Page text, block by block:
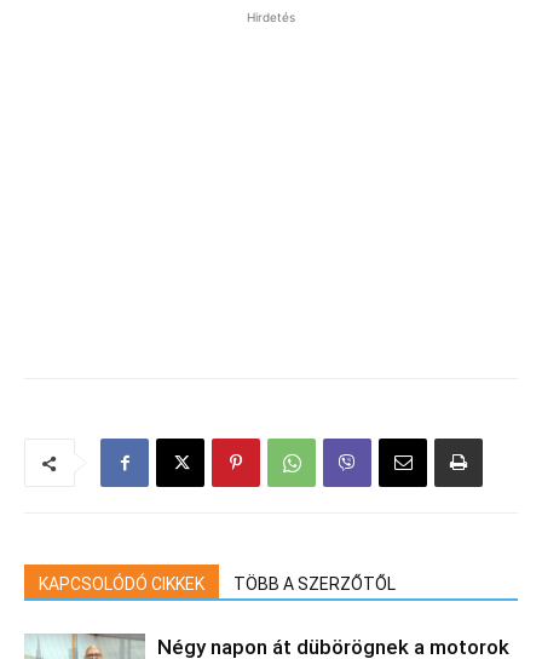
Hirdetés
KAPCSOLÓDÓ CIKKEK TÖBB A SZERZŐTŐL
Négy napon át dübörögnek a motorok